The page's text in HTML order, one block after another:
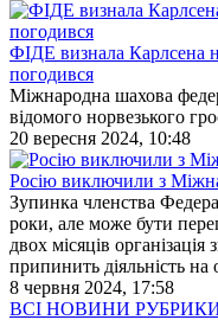
ФІДЕ визнала Карлсена
погодився
Міжнародна шахова
відомого норвезького
20 вересня 2024, 10:48
Росію виключили з
Зупинка членства
роки, але може бути
двох місяців
припинить діяльність
8 червня 2024, 17:58
ВСІ НОВИНИ